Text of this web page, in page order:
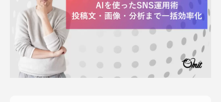
制作実績
料金表
COMPANY
企業案内
会社概要
採用情報
PRODUCTS
運営サービス